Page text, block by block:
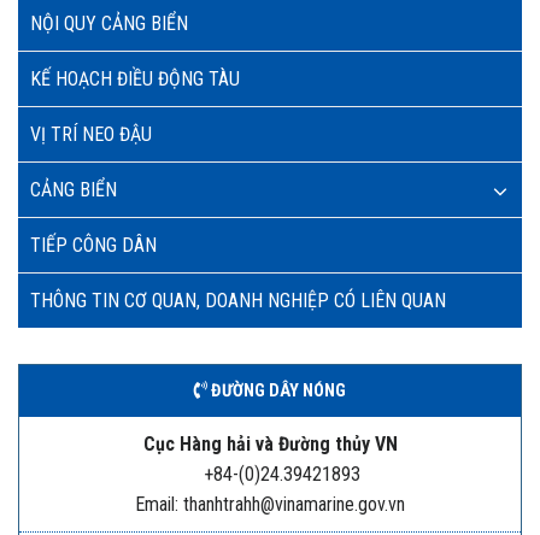
NỘI QUY CẢNG BIỂN
KẾ HOẠCH ĐIỀU ĐỘNG TÀU
VỊ TRÍ NEO ĐẬU
CẢNG BIỂN
TIẾP CÔNG DÂN
THÔNG TIN CƠ QUAN, DOANH NGHIỆP CÓ LIÊN QUAN
ĐƯỜNG DÂY NÓNG
Cục Hàng hải và Đường thủy VN
+84-(0)24.39421893
Email: thanhtrahh@vinamarine.gov.vn